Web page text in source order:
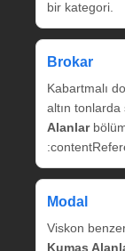
bir kategori.
Brokar
Kabartmalı
altın
Alanlar
Modal
Viskon
Kumaş